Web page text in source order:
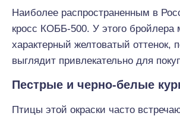
Наиболее распространенным в
кросс КОББ-500. У этого бройлера
характерный желтоватый оттенок,
выглядит привлекательно для
Пестрые и черно-белые
Птицы этой окраски часто